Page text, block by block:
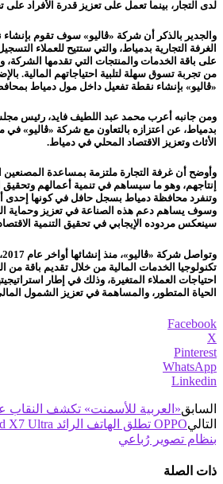
لدى التجار، بينما تعمل على تعزيز قدرة الأفراد على
والجدير بالذكر أن شركة «ڤاليو» سوف تقوم
الغرفة التجارية بدمياط، والتي ستتيح للعملاء
على باقة الخدمات والمنتجات التي تقدمها
من تجربة تسوق سهلة لتلبية احتياجاتهم المالية.
«ڤاليو» بإنشاء نقطة تفعيل داخل مول دمياط
ومن جانبه أعرب محمد عبد اللطيف فايد، رئيس مجلس
بدمياط، عن اعتزازه بالتعاون مع شركة «ڤاليو» في
الأثاث وتعزيز الاقتصاد المحلي في دمياط.
وأوضح أن غرفة التجارة ملتزمة بمساعدة المصنعين
إنتاجهم، وهو ما سيساهم في تنمية أعمالهم وتحقيق
وتنفرد محافظة دمياط بسجل حافل في كونها إحدى
وسوف يساهم دعم هذه الصناعة في تعزيز وحماية
سينعكس مردوده الإيجابي في تحقيق التنمية
تكنولوجيا الخدمات المالية من خلال تقديم باقة من
احتياجات العملاء المتغيرة، وذلك في إطار
الحياة المتطور، والمساهمة في تعزيز الشمول
Facebook
X
Pinterest
WhatsApp
Linkedin
السابق«العربية للأسمنت» تكشف النقاب
التالي
بنظام تصوير رُباعي
ذات الصلة